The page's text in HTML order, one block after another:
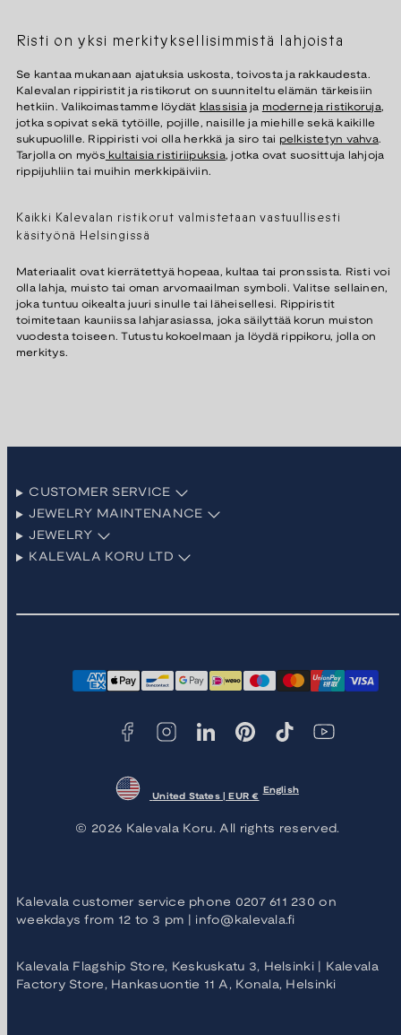
Risti on yksi merkityksellisimmistä lahjoista
Se kantaa mukanaan ajatuksia uskosta, toivosta ja rakkaudesta.
Kalevalan rippiristit ja ristikorut on suunniteltu elämän tärkeisiin
hetkiin. Valikoimastamme löydät klassisia ja moderneja ristikoruja,
jotka sopivat sekä tytöille, pojille, naisille ja miehille sekä kaikille
sukupuolille. Rippiristi voi olla herkkä ja siro tai pelkistetyn vahva.
Tarjolla on myös kultaisia ristiriipuksia, jotka ovat suosittuja lahjoja
rippijuhliin tai muihin merkkipäiviin.
Kaikki Kalevalan ristikorut valmistetaan vastuullisesti
käsityönä Helsingissä
Materiaalit ovat kierrätettyä hopeaa, kultaa tai pronssista. Risti voi
olla lahja, muisto tai oman arvomaailman symboli. Valitse sellainen,
joka tuntuu oikealta juuri sinulle tai läheisellesi. Rippiristit
toimitetaan kauniissa lahjarasiassa, joka säilyttää korun muiston
vuodesta toiseen. Tutustu kokoelmaan ja löydä rippikoru, jolla on
merkitys.
CUSTOMER SERVICE
JEWELRY MAINTENANCE
JEWELRY
KALEVALA KORU LTD
Payment
United States | EUR €
English
© 2026 Kalevala Koru. All rights reserved.
Kalevala customer service phone 0207 611 230 on
weekdays from 12 to 3 pm | info@kalevala.fi
Kalevala Flagship Store, Keskuskatu 3, Helsinki | Kalevala
Factory Store, Hankasuontie 11 A, Konala, Helsinki